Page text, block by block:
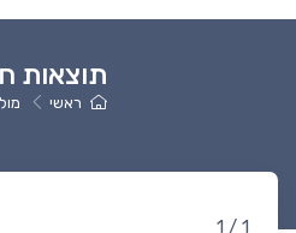
תוצאות
ראשי
1 / 1